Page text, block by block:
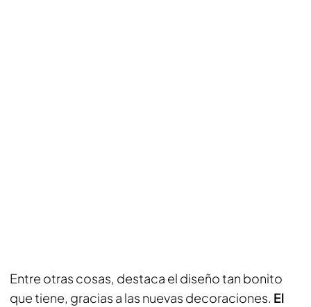
Entre otras cosas, destaca el diseño tan bonito
que tiene, gracias a las nuevas decoraciones. El